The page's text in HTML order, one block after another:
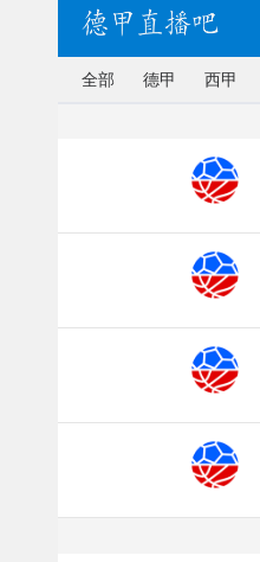
全部 德甲 西甲